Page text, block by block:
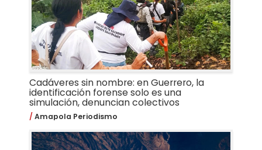
Cadáveres sin nombre: en Guerrero, la
identificación forense solo es una
simulación, denuncian colectivos
Amapola Periodismo